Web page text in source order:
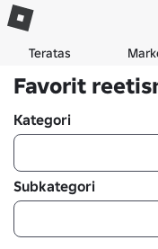
Teratas
Favorit
Kategori
Subkategori